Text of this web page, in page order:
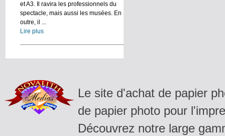
et A3. Il ravira les professionnels du
spectacle, mais aussi les musées. En
outre, il ...
Lire plus
Le site d'achat de papier
de papier photo pour
Découvrez notre large